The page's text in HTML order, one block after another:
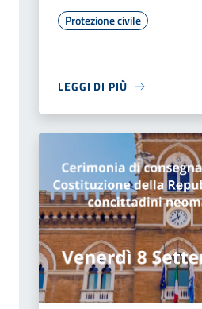
Protezione civile
LEGGI DI PIÙ